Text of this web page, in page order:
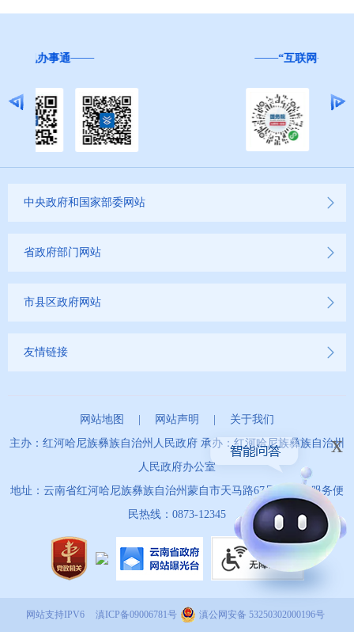
中央政府和国家部委网站
省政府部门网站
市县区政府网站
友情链接
网站地图 网站声明
关于我们
主办：红河哈尼族彝族自治州人民政府 承办：红河哈尼族彝族自治州
人民政府办公室
地址：云南省红河哈尼族彝族自治州蒙自市天马路67号 政务服务便
民热线：0873-12345
x
网站支持IPV6 滇ICP备09006781号 滇公网安备 53250302000196号